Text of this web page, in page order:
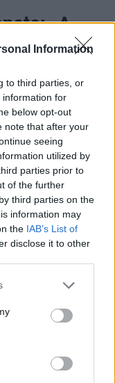
Information
to third parties, or
information for
below opt-out
note that after your
seeing
utilized by
parties prior to
of the further
third parties on the
information may
the IAB’s List of
disclose it to other
„A
de
kitartásra és
a háború
a béke napja el
vasárnap arra
be a Reuters. A
hagyományos
üzenetében